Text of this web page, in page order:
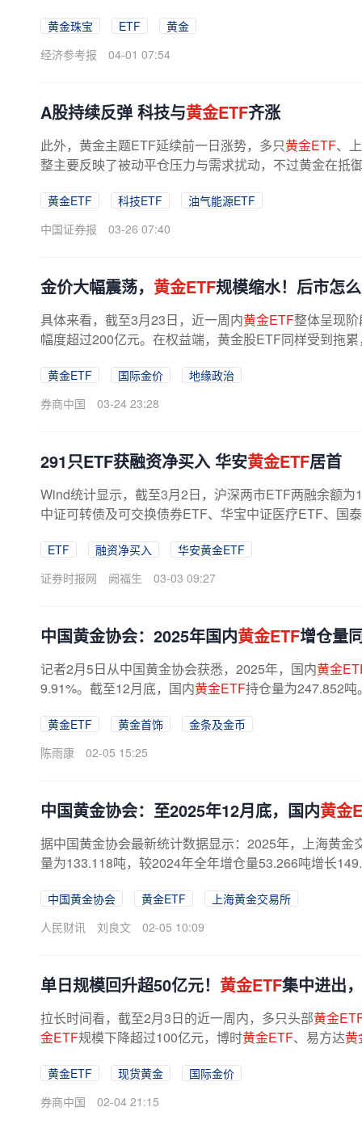
黄金珠宝 ETF
黄金
经济参考报
04-01 07:54
A股持续反弹 科技与黄金ETF齐涨
此外，黄金主题ETF延续前一日涨势，多只黄金ETF、
整主要反映了被动平仓压力与需求扰动，不过黄金在抵
黄金ETF 科技ETF
油气能源ETF
中国证券报
03-26 07:40
金价大幅震荡， 黄金ETF规模缩水！后市怎
具体来看，截至3月23日，近一周内黄金ETF整体呈现
幅度超过200亿元。在权益端，黄金股ETF同样受到拖
黄金ETF 国际金价
地缘政治
券商中国
03-24 23:28
291只ETF获融资净买入 华安黄金ETF居首
Wind统计显示，截至3月2日，沪深两市ETF两融余额
中证可转债及可交换债券ETF、华宝中证医疗ETF、国
ETF 融资净买入
华安黄金ETF
证券时报网
阙福生 03-03 09:27
中国黄金协会：2025年国内黄金ETF增仓量
记者2月5日从中国黄金协会获悉，2025年，国内黄金
9.91%。截至12月底，国内黄金ETF持仓量为247.852
黄金ETF 黄金首饰
金条及金币
陈雨康
02-05 15:25
中国黄金协会：至2025年12月底，国内黄金
据中国黄金协会最新统计数据显示：2025年，上海黄
量为133.118吨，较2024年全年增仓量53.266吨增长
中国黄金协会 黄金ETF
上海黄金交易所
人民财讯
刘良文 02-05 10:09
单日规模回升超50亿元！ 黄金ETF集中进出
拉长时间看，截至2月3日的近一周内，多只头部黄金
金ETF规模下降超过100亿元，博时黄金ETF、易方达黄
黄金ETF 现货黄金
国际金价
券商中国
02-04 21:15